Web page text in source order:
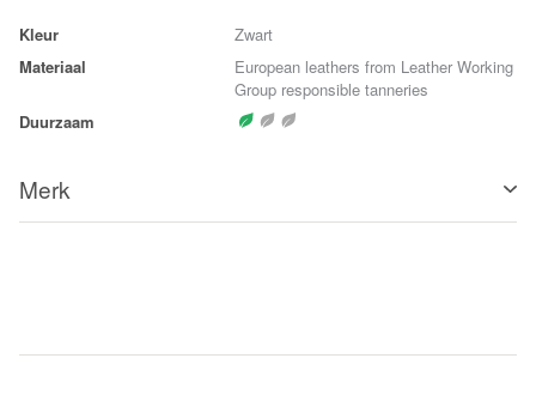
Kleur
Zwart
Materiaal
European leathers from Leather Working
Group responsible tanneries
Duurzaam
Merk